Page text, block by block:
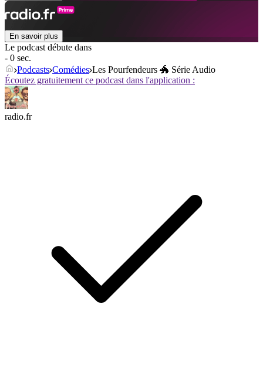
En savoir plus
Le podcast débute dans
- 0 sec.
Podcasts Comédies Les Pourfendeurs 🐲 Série Audio
Écoutez gratuitement ce podcast dans l'application :
radio.fr